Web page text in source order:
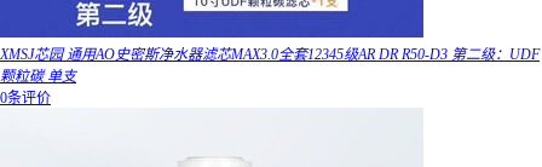
XMSJ芯园 通用AO史密斯净水器滤芯MAX3.0全套12345级AR DR R50-D3 第二级：UDF
颗粒碳 单支
0条评价